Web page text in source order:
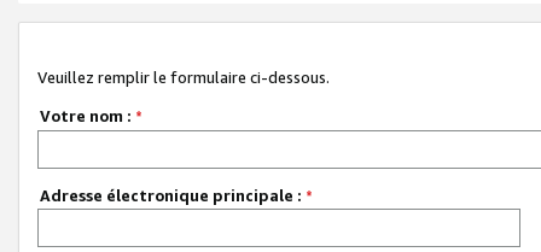
Veuillez remplir le formulaire ci-dessous.
Votre nom : *
Adresse électronique principale : *